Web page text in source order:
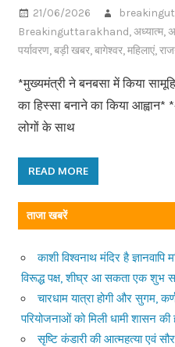
21/06/2026
Breakinguttarakhand,अध्यात्म,
पर्यावरण,बड़ी खबर,बागेश्वर,महिलाएं,
*मुख्यमंत्री ने बनबसा में किया
का हिस्सा बनाने का किया आह्वान*
लोगों के साथ
READ MORE
ताजा खबरें
काशी विश्वनाथ मंदिर है
विरूद्ध पक्ष, शीघ्र आ सकता एक शुभ
चारधाम यात्रा होगी और सुगम,
परियोजनाओं को मिली धामी शासन की
सृष्टि कंडारी की आत्महत्या एवं